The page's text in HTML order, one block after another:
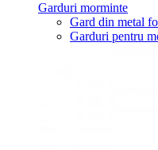
Garduri morminte
Gard din metal
Garduri pentru